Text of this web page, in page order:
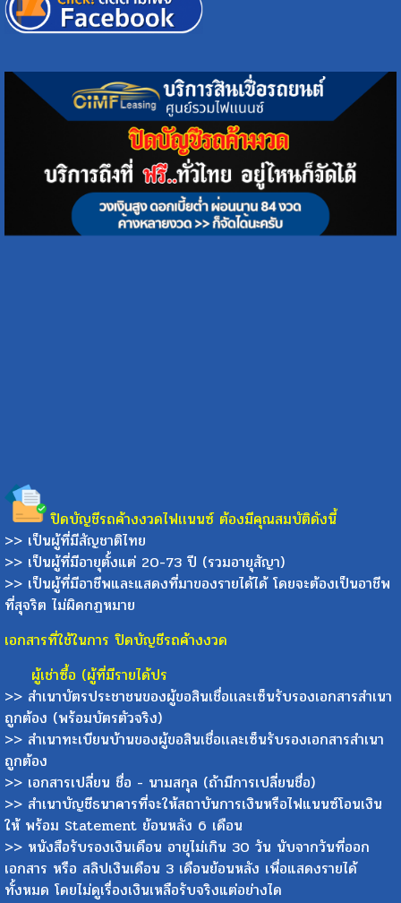
ปิดบัญชีรถค้างงวดไฟเเนนซ์ ต้องมีคุณสมบัติดังนี้
>> เป็นผู้ที่มีสัญชาติไทย
>> เป็นผู้ที่มีอายุตั้งแต่ 20-73 ปี (รวมอายุสัญา)
>> เป็นผู้ที่มีอาชีพและแสดงที่มาของรายได้ได้ โดยจะต้องเป็นอาชีพ
ที่สุจริต ไม่ผิดกฏหมาย
เอกสารที่ใช้ในการ ปิดบัญชีรถค้างงวด
ผู้เช่าซื้อ (ผู้ที่มีรายได้ปร
>> สำเนาบัตรประชาชนของผู้ขอสินเชื่อเเละเซ็นรับรองเอกสารสำเนา
ถูกต้อง (พร้อมบัตรตัวจริง)
>> สำเนาทะเบียนบ้านของผู้ขอสินเชื่อเเละเซ็นรับรองเอกสารสำเนา
ถูกต้อง
>> เอกสารเปลี่ยน ชื่อ - นามสกุล (ถ้ามีการเปลี่ยนชื่อ)
>> สำเนาบัญชีธนาคารที่จะให้สถาบันการเงินหรือไฟแนนซ์โอนเงิน
ให้ พร้อม Statement ย้อนหลัง 6 เดือน
>> หนังสือรับรองเงินเดือน อายุไม่เกิน 30 วัน นับจากวันที่ออก
เอกสาร หรือ สลิปเงินเดือน 3 เดือนย้อนหลัง เพื่อแสดงรายได้
ทั้งหมด โดยไม่ดูเรื่องเงินเหลือรับจริงแต่อย่างได